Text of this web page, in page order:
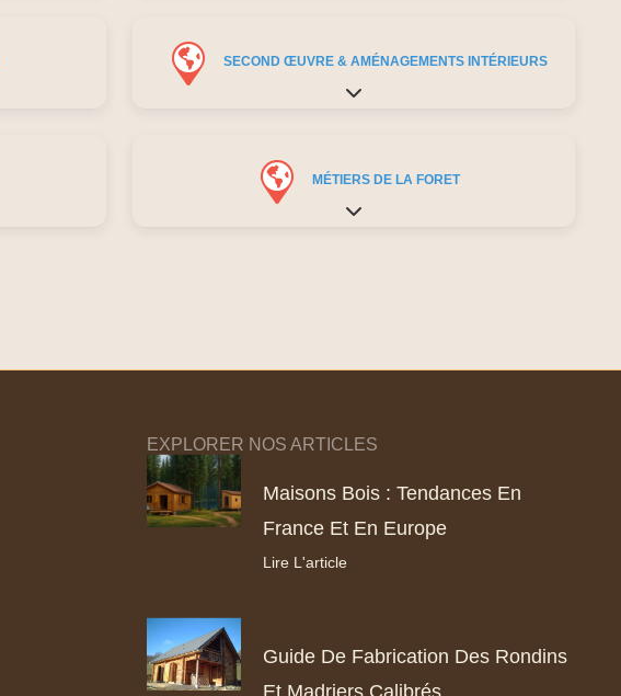
SECOND ŒUVRE & AMÉNAGEMENTS INTÉRIEURS
Expand sub-categories
MÉTIERS DE LA FORET
Expand sub-categories
EXPLORER NOS ARTICLES
Maisons Bois : Tendances En
France Et En Europe
Lire L'article
Guide De Fabrication Des Rondins
Et Madriers Calibrés